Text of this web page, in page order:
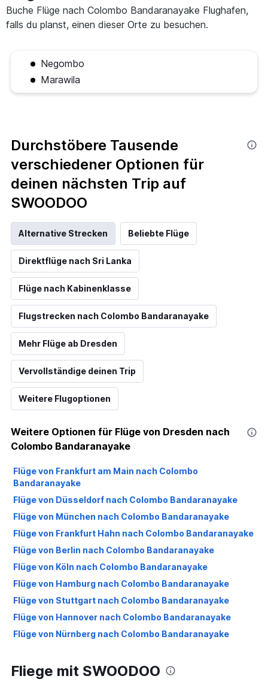
Buche Flüge nach Colombo Bandaranayake Flughafen,
falls du planst, einen dieser Orte zu besuchen.
Negombo
Marawila
Durchstöbere Tausende
verschiedener Optionen für
deinen nächsten Trip auf
SWOODOO
Alternative Strecken Beliebte Flüge
Direktflüge nach Sri Lanka
Flüge nach Kabinenklasse
Flugstrecken nach Colombo Bandaranayake
Mehr Flüge ab Dresden
Vervollständige deinen Trip
Weitere Flugoptionen
Weitere Optionen für Flüge von Dresden nach
Colombo Bandaranayake
Flüge von Frankfurt am Main nach Colombo
Bandaranayake
Flüge von Düsseldorf nach Colombo Bandaranayake
Flüge von München nach Colombo Bandaranayake
Flüge von Frankfurt Hahn nach Colombo Bandaranayake
Flüge von Berlin nach Colombo Bandaranayake
Flüge von Köln nach Colombo Bandaranayake
Flüge von Hamburg nach Colombo Bandaranayake
Flüge von Stuttgart nach Colombo Bandaranayake
Flüge von Hannover nach Colombo Bandaranayake
Flüge von Nürnberg nach Colombo Bandaranayake
Flüge von Bremen nach Colombo Bandaranayake
Fliege mit SWOODOO